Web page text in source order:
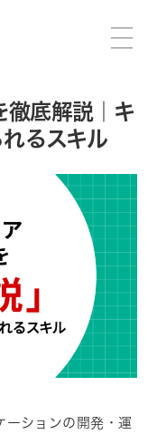
徹底解説｜キ
るスキル
ーションの開発・運